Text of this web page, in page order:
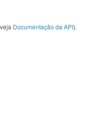
Documentação da API).